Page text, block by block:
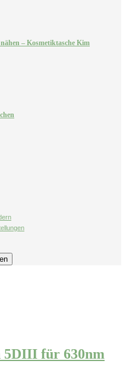
– Kosmetiktasche Kim
5DIII für 630nm